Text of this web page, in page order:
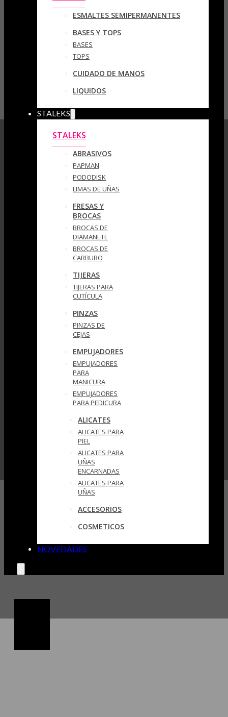
ESMALTES SEMIPERMANENTES
BASES Y TOPS
BASES
TOPS
CUIDADO DE MANOS
LIQUIDOS
STALEKS
STALEKS
ABRASIVOS
PAPMAN
PODODISK
LIMAS DE UÑAS
FRESAS Y
BROCAS
BROCAS DE
DIAMANETE
BROCAS DE
CARBURO
TIJERAS
TIJERAS PARA
CUTÍCULA
PINZAS
PINZAS DE
CEJAS
EMPUJADORES
EMPUJADORES
PARA
MANICURA
EMPUJADORES
PARA PEDICURA
ALICATES
ALICATES PARA
PIEL
ALICATES PARA
UÑAS
ENCARNADAS
ALICATES PARA
UÑAS
ACCESORIOS
COSMETICOS
NOVEDADES